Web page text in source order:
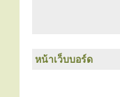
หน้าเว็บบอร์ด